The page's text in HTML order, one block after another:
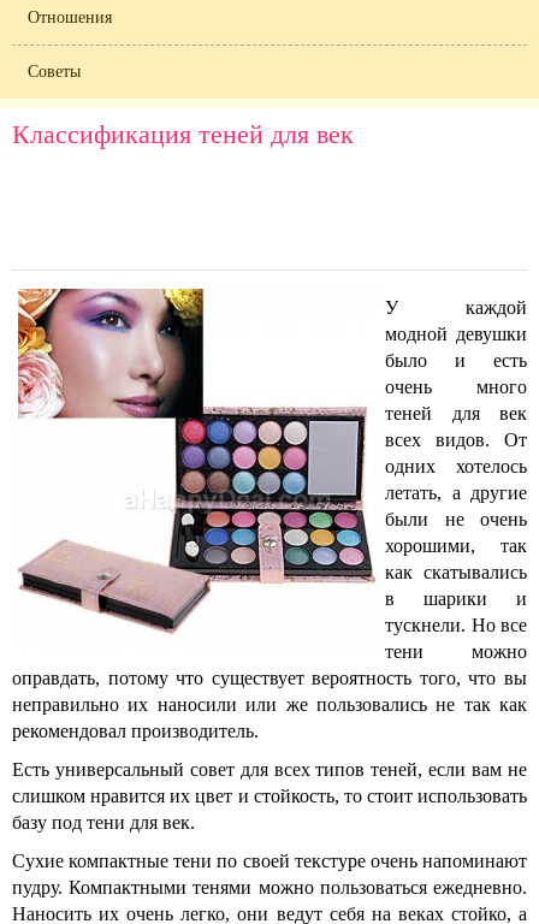
Отношения
Советы
Классификация теней для век
У каждой
модной девушки
было и есть
очень много
теней для век
всех видов. От
одних хотелось
летать, а другие
были не очень
хорошими, так
как скатывались
в шарики и
тускнели. Но все
тени можно
оправдать, потому что существует вероятность того, что вы
неправильно их наносили или же пользовались не так как
рекомендовал производитель.
Есть универсальный совет для всех типов теней, если вам не
слишком нравится их цвет и стойкость, то стоит использовать
базу под тени для век.
Сухие компактные тени по своей текстуре очень напоминают
пудру. Компактными тенями можно пользоваться ежедневно.
Наносить их очень легко, они ведут себя на веках стойко, а